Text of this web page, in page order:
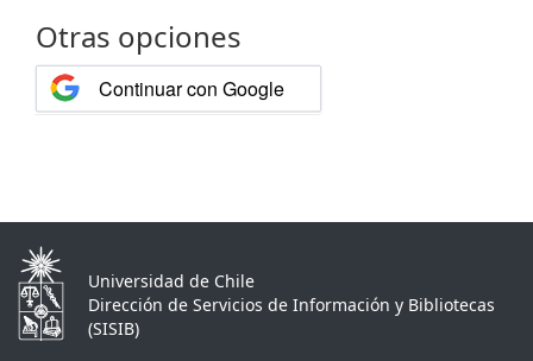
Otras opciones
Continuar con Google
Universidad de Chile
Dirección de Servicios de Información y Bibliotecas
(SISIB)